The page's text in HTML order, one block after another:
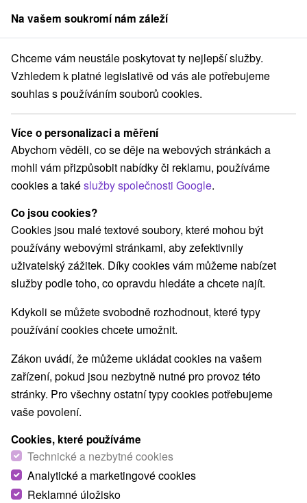
člen skupinySorger
na Slovensku Východné Slovensko Prešovský kraj Fričovce
Ubytování Fričovce
Kategorie
Všechny kategorie
Hotely na Slovensku (1)
Penzióny (1)
Vyberte lokalitu nebo termín
VŠECHNY NEJLEVNĚJŠÍ NEJDRAŽŠÍ PODLE
Na vašem soukromí nám záleží
Chceme vám neustále poskytovat ty nejlepší služby.
Vzhledem k platné legislativě od vás ale potřebujeme
souhlas s používáním souborů cookies.
Více o personalizaci a měření
Abychom věděli, co se děje na webových stránkách a
mohli vám přizpůsobit nabídky či reklamu, používáme
cookies a takéslužby společnosti Google.
Co jsou cookies?
Cookies jsou malé textové soubory, které mohou být
používány webovými stránkami, aby zefektivnily
uživatelský zážitek. Díky cookies vám můžeme nabízet
služby podle toho, co opravdu hledáte a chcete najít.
Kdykoli se můžete svobodně rozhodnout, které typy
používání cookies chcete umožnit.
Zákon uvádí, že můžeme ukládat cookies na vašem
zařízení, pokud jsou nezbytně nutné pro provoz této
stránky. Pro všechny ostatní typy cookies potřebujeme
vaše povolení.
Cookies, které používáme
Technické a nezbytné cookies
Analytické a marketingové cookies
Reklamné úložisko